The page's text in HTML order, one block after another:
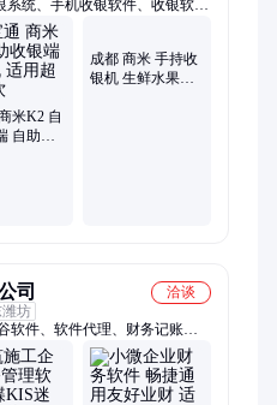
系统、手机收银软件、收银软件
银、手机收银、水果摊收银、服
体机、奶茶店收银、二维码扫
生鲜条码收银、扫码收银银豹、
超市收银设备、食堂刷脸设备、
疗店收款机
米K2 自
自助机
成都 商米 手持收
银机 生鲜水果蔬
司
洽谈
潍坊
软件、软件代理、财务记账软
用友软件